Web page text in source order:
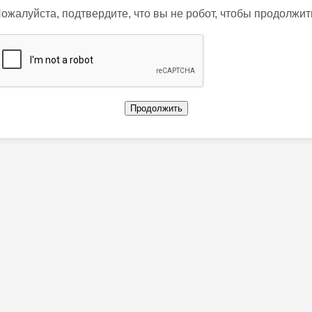
подтвердите, что вы не робот, чтобы
Продолжить